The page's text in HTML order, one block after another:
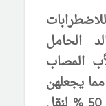
الحامل
المصاب
يجعلهن